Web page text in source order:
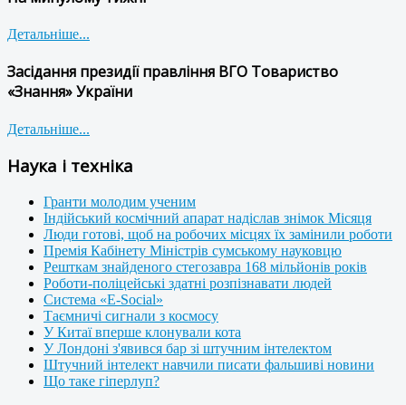
Детальніше...
Засідання президії правління ВГО Товариство
«Знання» України
Детальніше...
Наука і техніка
Гранти молодим ученим
Індійський космічний апарат надіслав знімок Місяця
Люди готові, щоб на робочих місцях їх замінили роботи
Премія Кабінету Міністрів сумському науковцю
Решткам знайденого стегозавра 168 мільйонів років
Роботи-поліцейські здатні розпізнавати людей
Система «E-Social»
Таємничі сигнали з космосу
У Китаї вперше клонували кота
У Лондоні з'явився бар зі штучним інтелектом
Штучний інтелект навчили писати фальшиві новини
Що таке гіперлуп?